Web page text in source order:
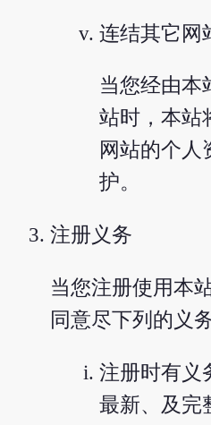
连结其它网
当您经由本
站时，本站
网站的个人
护。
注册义务
当您注册使用本
同意尽下列的义
注册时有义
最新、及完